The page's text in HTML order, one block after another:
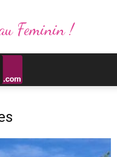
Feminin !